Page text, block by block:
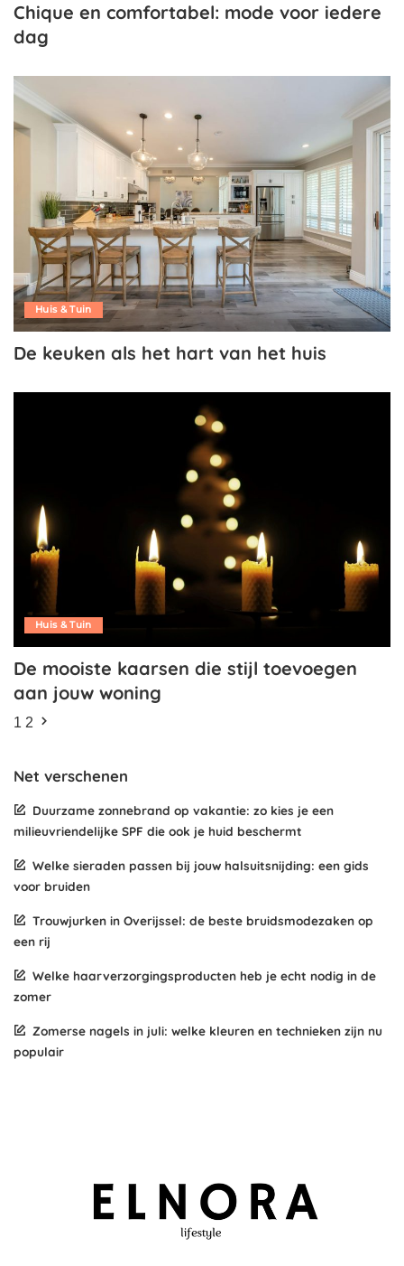
Chique en comfortabel: mode voor iedere
dag
Huis & Tuin
De keuken als het hart van het huis
Huis & Tuin
De mooiste kaarsen die stijl toevoegen
aan jouw woning
1 2
Net verschenen
Duurzame zonnebrand op vakantie: zo kies je een
milieuvriendelijke SPF die ook je huid beschermt
Welke sieraden passen bij jouw halsuitsnijding: een gids
voor bruiden
Trouwjurken in Overijssel: de beste bruidsmodezaken op
een rij
Welke haarverzorgingsproducten heb je echt nodig in de
zomer
Zomerse nagels in juli: welke kleuren en technieken zijn nu
populair